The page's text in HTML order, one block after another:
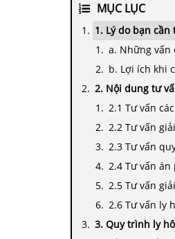
MỤC LỤC
1. Lý do bạn
a. Những vấn
b. Lợi ích khi
2. Nội dung tư
2.1 Tư vấn
2.2 Tư vấn
2.3 Tư vấn
2.4 Tư vấn
2.5 Tư vấn
2.6 Tư vấn ly
3. Quy trình ly